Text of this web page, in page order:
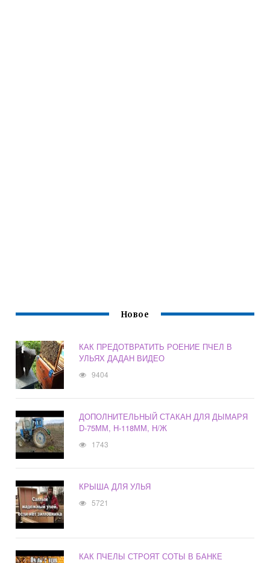
Новое
КАК ПРЕДОТВРАТИТЬ РОЕНИЕ ПЧЕЛ В
УЛЬЯХ ДАДАН ВИДЕО
9404
ДОПОЛНИТЕЛЬНЫЙ СТАКАН ДЛЯ ДЫМАРЯ
D-75ММ, H-118ММ, Н/Ж
1743
КРЫША ДЛЯ УЛЬЯ
5721
КАК ПЧЕЛЫ СТРОЯТ СОТЫ В БАНКЕ